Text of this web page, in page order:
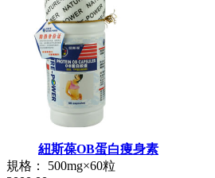
紐斯葆OB蛋白痩身素
規格： 500mg×60粒